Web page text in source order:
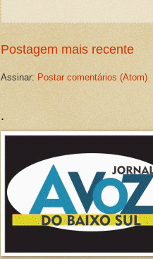
Postagem mais recente
Assinar: Postar comentários (Atom)
.